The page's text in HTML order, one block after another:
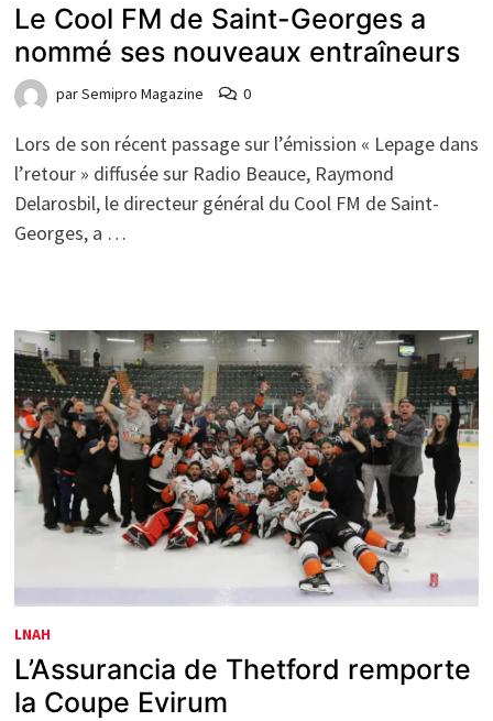
Le Cool FM de Saint-Georges a
nommé ses nouveaux entraîneurs
parSemipro Magazine 0
Lors de son récent passage sur l’émission « Lepage dans
l’retour » diffusée sur Radio Beauce, Raymond
Delarosbil, le directeur général du Cool FM de Saint-
Georges, a …
LNAH
L’Assurancia de Thetford remporte
la Coupe Evirum